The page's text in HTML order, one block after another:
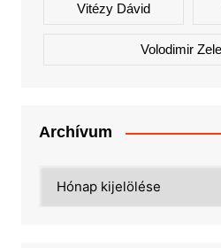
Vitézy Dávid
Volodimir
Archívum